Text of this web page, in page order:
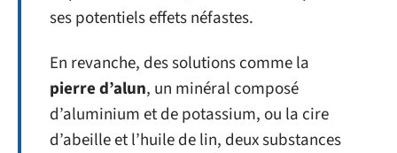
ses potentiels effets néfastes.
En revanche, des solutions comme la
pierre d’alun, un minéral composé
d’aluminium et de potassium, ou la cire
d’abeille et l’huile de lin, deux substances